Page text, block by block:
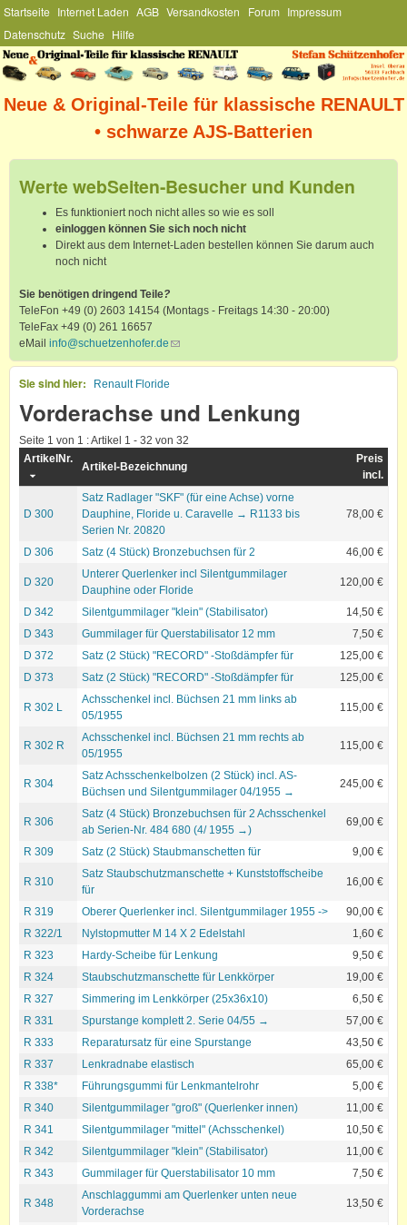
Direkt zum Inhalt
Hauptmenü
Startseite Internet Laden AGB Versandkosten Forum Impressum
Datenschutz Suche Hilfe
Stefan
Schützenhofer
Neue & Original-Teile für klassische RENAULT
• schwarze AJS-Batterien
Werte webSeiten-Besucher und Kunden
Es funktioniert noch nicht alles so wie es soll
einloggen können Sie sich noch nicht
Direkt aus dem Internet-Laden bestellen können Sie darum auch
noch nicht
Sie benötigen dringend Teile?
TeleFon +49 (0) 2603 14154 (Montags - Freitags 14:30 - 20:00)
TeleFax +49 (0) 261 16657
eMail info@schuetzenhofer.de (link sends e-mail)
Sie sind hier Renault Floride
Vorderachse und Lenkung
Seite 1 von 1 : Artikel 1 - 32 von 32
ArtikelNr.
Artikel-Bezeichnung
Preis
incl.
D 300
Satz Radlager "SKF" (für eine Achse) vorne
Dauphine, Floride u. Caravelle → R1133 bis
Serien Nr. 20820
78,00 €
D 306 Satz (4 Stück) Bronzebuchsen für 2 46,00 €
D 320
Unterer Querlenker incl Silentgummilager
Dauphine oder Floride
120,00 €
D 342 Silentgummilager "klein" (Stabilisator)
14,50 €
D 343
Gummilager für Querstabilisator 12 mm
7,50 €
D 372
Satz (2 Stück) "RECORD" -Stoßdämpfer für
125,00 €
D 373
Satz (2 Stück) "RECORD" -Stoßdämpfer für 125,00 €
R 302 L
Achsschenkel incl. Büchsen 21 mm links ab
05/1955
115,00 €
R 302 R
Achsschenkel incl. Büchsen 21 mm rechts ab
05/1955
115,00 €
R 304
Satz Achsschenkelbolzen (2 Stück) incl. AS-
Büchsen und Silentgummilager 04/1955 →
245,00 €
R 306
Satz (4 Stück) Bronzebuchsen für 2 Achsschenkel
ab Serien-Nr. 484 680 (4/ 1955 →)
69,00 €
R 309 Satz (2 Stück) Staubmanschetten für 9,00 €
R 310
Satz Staubschutzmanschette + Kunststoffscheibe
für
16,00 €
R 319 Oberer Querlenker incl. Silentgummilager 1955 ->
90,00 €
R 322/1
Nylstopmutter M 14 X 2 Edelstahl
1,60 €
R 323
Hardy-Scheibe für Lenkung
9,50 €
R 324
Staubschutzmanschette für Lenkkörper
19,00 €
R 327
Simmering im Lenkkörper (25x36x10)
6,50 €
R 331
Spurstange komplett 2. Serie 04/55 →
57,00 €
R 333
Reparatursatz für eine Spurstange
43,50 €
R 337
Lenkradnabe elastisch
65,00 €
R 338*
Führungsgummi für Lenkmantelrohr
5,00 €
R 340
Silentgummilager "groß" (Querlenker innen)
11,00 €
R 341
Silentgummilager "mittel" (Achsschenkel)
10,50 €
R 342
Silentgummilager "klein" (Stabilisator)
11,00 €
R 343
Gummilager für Querstabilisator 10 mm 7,50 €
R 348
Anschlaggummi am Querlenker unten neue
Vorderachse
13,50 €